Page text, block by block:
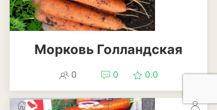
Морковь Голландская
0 0 0.0